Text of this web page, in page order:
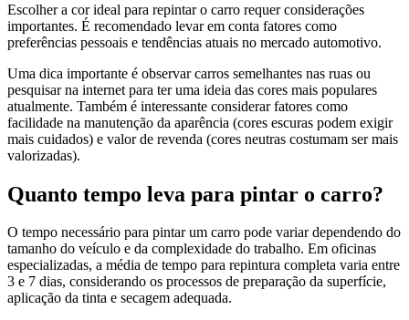
Escolher a cor ideal para repintar o carro requer considerações
importantes. É recomendado levar em conta fatores como
preferências pessoais e tendências atuais no mercado automotivo.
Uma dica importante é observar carros semelhantes nas ruas ou
pesquisar na internet para ter uma ideia das cores mais populares
atualmente. Também é interessante considerar fatores como
facilidade na manutenção da aparência (cores escuras podem exigir
mais cuidados) e valor de revenda (cores neutras costumam ser mais
valorizadas).
Quanto tempo leva para pintar o carro?
O tempo necessário para pintar um carro pode variar dependendo do
tamanho do veículo e da complexidade do trabalho. Em oficinas
especializadas, a média de tempo para repintura completa varia entre
3 e 7 dias, considerando os processos de preparação da superfície,
aplicação da tinta e secagem adequada.